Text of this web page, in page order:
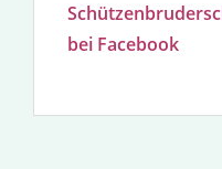
bei Facebook